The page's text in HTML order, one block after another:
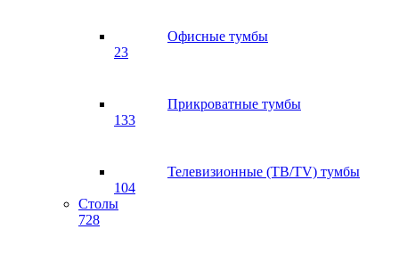
Офисные тумбы
23
Прикроватные тумбы
133
Телевизионные (ТВ/TV) тумбы
104
Столы
728